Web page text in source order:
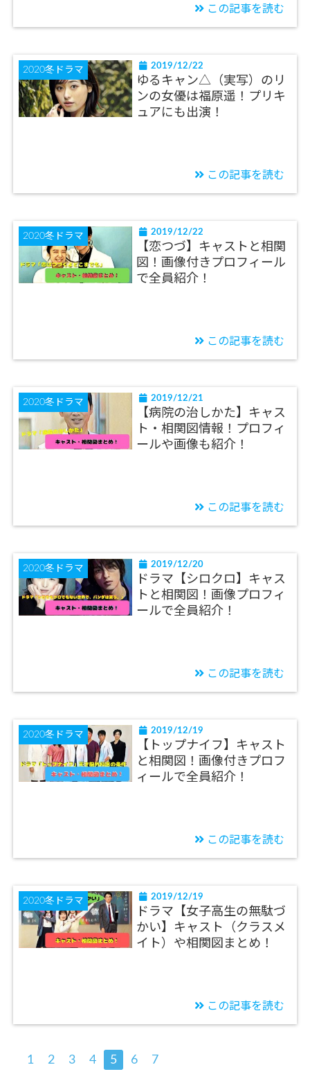
この記事を読む
2020冬ドラマ 2019/12/22
ゆるキャン△（実写）のリ
ンの女優は福原遥！プリキ
ュアにも出演！
この記事を読む
2020冬ドラマ 2019/12/22
【恋つづ】キャストと相関
図！画像付きプロフィール
で全員紹介！
この記事を読む
2020冬ドラマ 2019/12/21
【病院の治しかた】キャス
ト・相関図情報！プロフィ
ールや画像も紹介！
この記事を読む
2020冬ドラマ 2019/12/20
ドラマ【シロクロ】キャス
トと相関図！画像プロフィ
ールで全員紹介！
この記事を読む
2020冬ドラマ 2019/12/19
【トップナイフ】キャスト
と相関図！画像付きプロフ
ィールで全員紹介！
この記事を読む
2020冬ドラマ 2019/12/19
ドラマ【女子高生の無駄づ
かい】キャスト（クラスメ
イト）や相関図まとめ！
この記事を読む
1 2 3 4 5 6 7